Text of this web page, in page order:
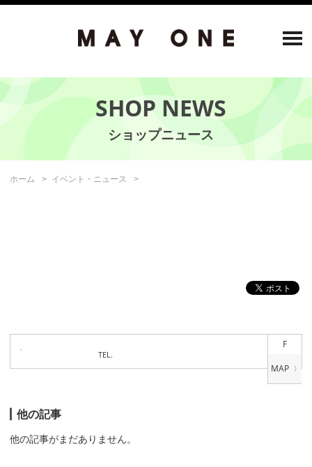
SHOP NEWS
ホーム イベント・ニュース
F
TEL.
他の記事
他の記事がまだありません。